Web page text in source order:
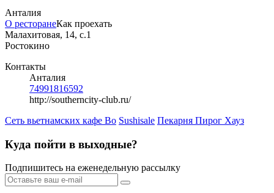
Анталия
О ресторанеКак проехать
Малахитовая, 14, с.1
Ростокино
Контакты
Анталия
74991816592
http://southerncity-club.ru/
Сеть вьетнамских кафе Bo Sushisale Пекарня Пирог Хауз
Куда пойти в выходные?
Подпишитесь на еженедельную рассылку